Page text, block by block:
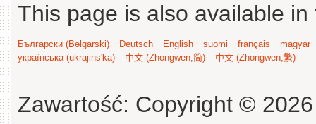
This page is also available
Български (Bəlgarski) Deutsch English suomi français
magyar
українська (ukrajins'ka)
中文 (Zhongwen,简) 中文 (Zhongwen,繁)
Zawartość: Copyright ©